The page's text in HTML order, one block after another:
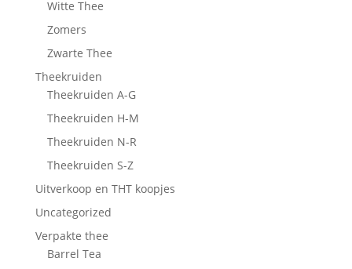
Witte Thee
Zomers
Zwarte Thee
Theekruiden
Theekruiden A-G
Theekruiden H-M
Theekruiden N-R
Theekruiden S-Z
Uitverkoop en THT koopjes
Uncategorized
Verpakte thee
Barrel Tea